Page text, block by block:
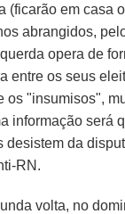
(ficarão em casa
abrangidos,
opera de
entre os seus
os "insumisos",
informação será
desistem da
RN.
volta, no